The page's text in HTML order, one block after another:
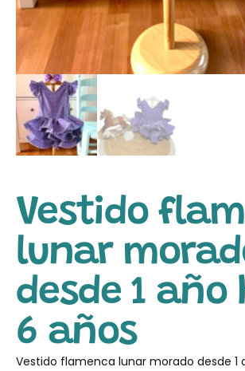
Vestido
lunar
desde 1 año
6 años
Vestido flamenca lunar morado desde 1